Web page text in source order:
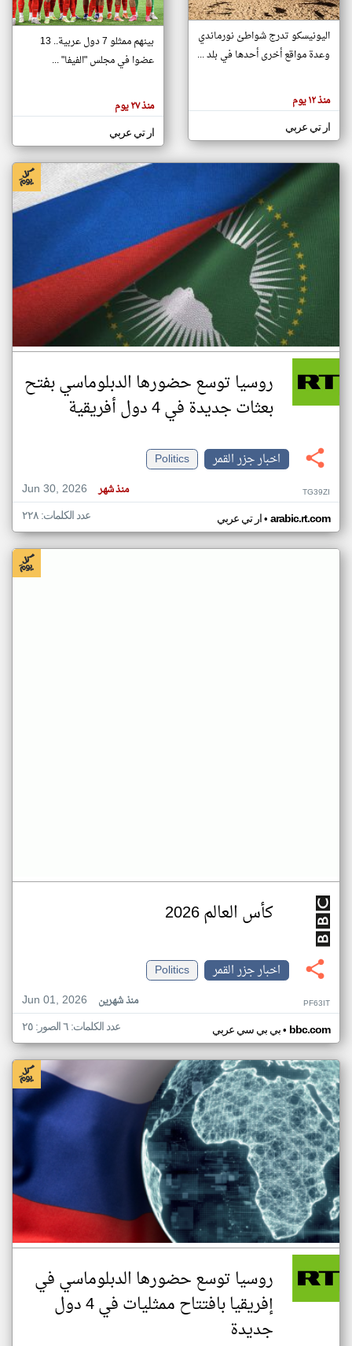
تغيير الدولة
اخبار جزر القمر على مدار الساعة
أهم اخبار جزر القمر العاجلة والمباشرة
هنا عن
وجهة
كاتبيها.
اليونيسكو تدرج شواطئ نورماندي
وعدة مواقع أخرى أحدها في بلد ...
منذ ١٢ يوم
ار تي عربي
بينهم ممثلو 7 دول عربية.. 13
عضوا في مجلس "الفيفا" ...
منذ ٢٧ يوم
ار تي عربي
روسيا توسع حضورها الدبلوماسي بفتح
بعثات جديدة في 4 دول أفريقية
اخبار جزر القمر
Politics
Jun 30, 2026
منذ شهر TG39ZI
ار تي عربي• arabic.rt.com عدد الكلمات: ٢٢٨
كأس العالم 2026
اخبار جزر القمر
Politics
Jun 01, 2026
منذ شهرين PF63IT
بي بي سي عربي• bbc.com عدد الكلمات: ٦ الصور: ٢٥
روسيا توسع حضورها الدبلوماسي في
إفريقيا بافتتاح ممثليات في 4 دول
جديدة
klyoum.com